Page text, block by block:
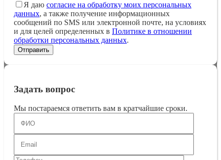
Я даю согласие на обработку моих персональных
данных, а также получение информационных
сообщений по SMS или электронной почте, на условиях
и для целей определенных в Политике в отношении
обработки персональных данных.
Задать вопрос
Мы постараемся ответить вам в кратчайшие сроки.